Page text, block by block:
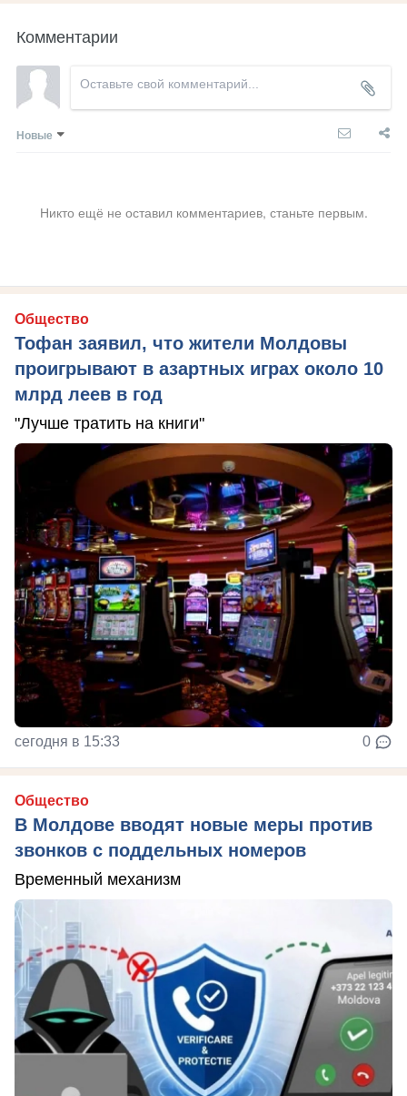
Комментарии
Новые
Никто ещё не оставил комментариев, станьте первым.
Общество
Тофан заявил, что жители Молдовы
проигрывают в азартных играх около 10
млрд леев в год
"Лучше тратить на книги"
сегодня в 15:33 0
Общество
В Молдове вводят новые меры против
звонков с поддельных номеров
Временный механизм